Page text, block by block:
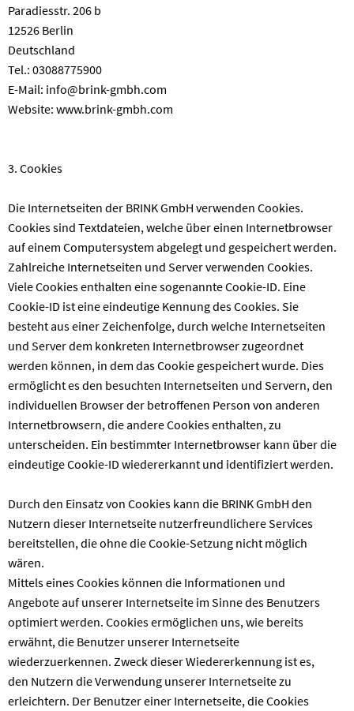
Paradiesstr. 206 b
12526 Berlin
Deutschland
Tel.: 03088775900
E-Mail: info@brink-gmbh.com
Website: www.brink-gmbh.com
3. Cookies
Die Internetseiten der BRINK GmbH verwenden Cookies.
Cookies sind Textdateien, welche über einen Internetbrowser
auf einem Computersystem abgelegt und gespeichert werden.
Zahlreiche Internetseiten und Server verwenden Cookies.
Viele Cookies enthalten eine sogenannte Cookie-ID. Eine
Cookie-ID ist eine eindeutige Kennung des Cookies. Sie
besteht aus einer Zeichenfolge, durch welche Internetseiten
und Server dem konkreten Internetbrowser zugeordnet
werden können, in dem das Cookie gespeichert wurde. Dies
ermöglicht es den besuchten Internetseiten und Servern, den
individuellen Browser der betroffenen Person von anderen
Internetbrowsern, die andere Cookies enthalten, zu
unterscheiden. Ein bestimmter Internetbrowser kann über die
eindeutige Cookie-ID wiedererkannt und identifiziert werden.
Durch den Einsatz von Cookies kann die BRINK GmbH den
Nutzern dieser Internetseite nutzerfreundlichere Services
bereitstellen, die ohne die Cookie-Setzung nicht möglich
wären.
Mittels eines Cookies können die Informationen und
Angebote auf unserer Internetseite im Sinne des Benutzers
optimiert werden. Cookies ermöglichen uns, wie bereits
erwähnt, die Benutzer unserer Internetseite
wiederzuerkennen. Zweck dieser Wiedererkennung ist es,
den Nutzern die Verwendung unserer Internetseite zu
erleichtern. Der Benutzer einer Internetseite, die Cookies